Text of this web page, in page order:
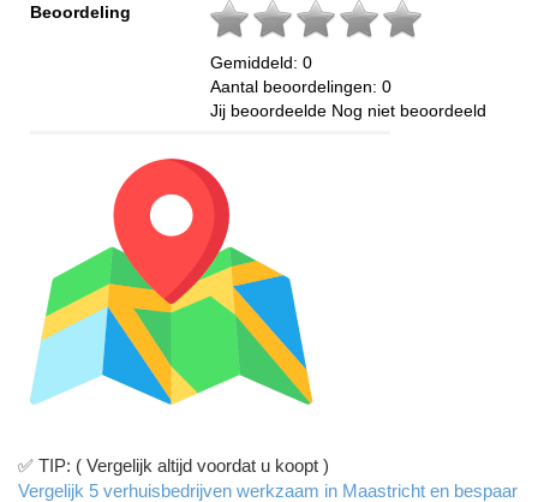
Beoordeling
Gemiddeld: 0
Aantal beoordelingen: 0
Jij beoordeelde Nog niet beoordeeld
✅ TIP: ( Vergelijk altijd voordat u koopt )
Vergelijk 5 verhuisbedrijven werkzaam in Maastricht en bespaar